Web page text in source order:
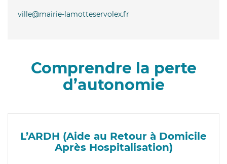
ville@mairie-lamotteservolex.fr
Comprendre la perte
d’autonomie
L’ARDH (Aide au Retour à Domicile
Après Hospitalisation)